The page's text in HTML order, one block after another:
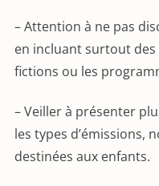
– Attention à ne pas
en incluant surtout des
fictions ou les
– Veiller à présenter
les types d’émissions,
destinées aux enfants.